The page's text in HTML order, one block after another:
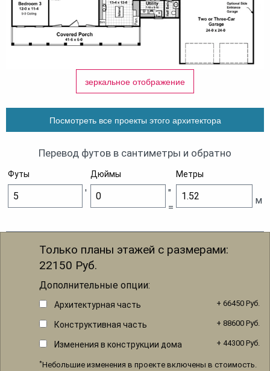
зеркальное отображение
Посмотреть все проекты этого архитектора
Перевод футов в сантиметры и обратно
Футы Дюймы Метры
'
"
=
м
Только планы этажей с размерами:
22150 Руб.
Дополнительные опции:
Архитектурная часть + 66450 Руб.
Конструктивная часть + 88600 Руб.
Изменения в конструкции дома + 44300 Руб.
*Небольшие изменения в проекте включены в стоимость.